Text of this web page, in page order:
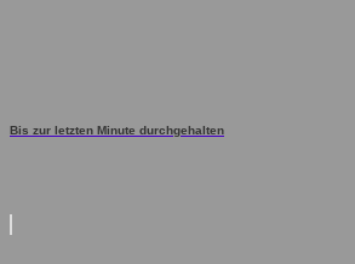
Bis zur letzten Minute durchgehalten